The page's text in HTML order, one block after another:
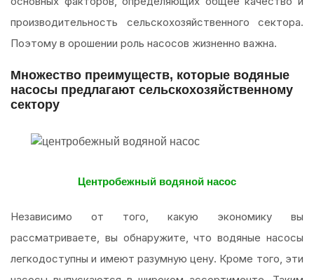
производительность сельскохозяйственного сектора.
Поэтому в орошении роль насосов жизненно важна.
Множество преимуществ, которые водяные
насосы предлагают сельскохозяйственному
сектору
Центробежный водяной насос
Независимо от того, какую экономику вы
рассматриваете, вы обнаружите, что водяные насосы
легкодоступны и имеют разумную цену. Кроме того, эти